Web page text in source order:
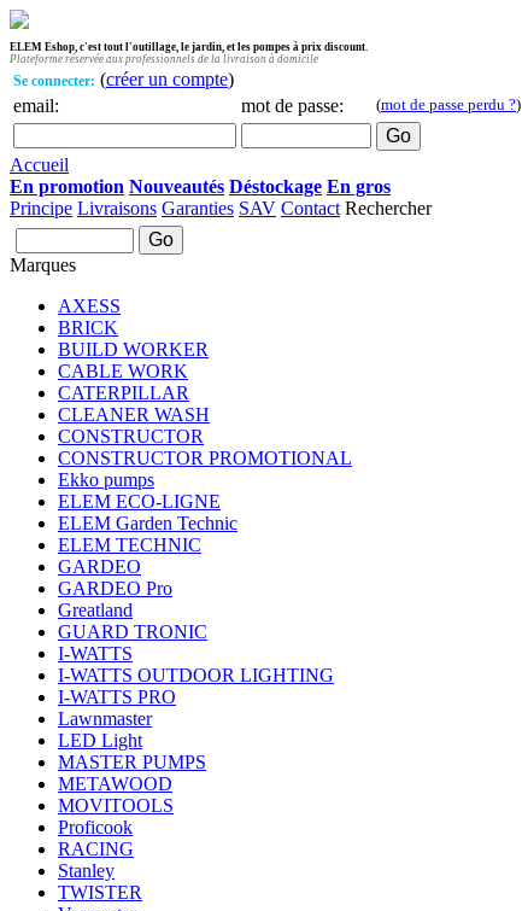
ELEM Eshop, c'est tout l'outillage, le jardin, et les pompes à prix discount.
Plateforme réservée aux professionnels de la livraison à domicile
Se connecter: (créer un compte)
email:
mot de passe: (mot de passe perdu ?)
Accueil
En promotion Nouveautés Déstockage En gros
Principe Livraisons Garanties SAV Contact Rechercher
Marques
AXESS
BRICK
BUILD WORKER
CABLE WORK
CATERPILLAR
CLEANER WASH
CONSTRUCTOR
CONSTRUCTOR PROMOTIONAL
Ekko pumps
ELEM ECO-LIGNE
ELEM Garden Technic
ELEM TECHNIC
GARDEO
GARDEO Pro
Greatland
GUARD TRONIC
I-WATTS
I-WATTS OUTDOOR LIGHTING
I-WATTS PRO
Lawnmaster
LED Light
MASTER PUMPS
METAWOOD
MOVITOOLS
Proficook
RACING
Stanley
TWISTER